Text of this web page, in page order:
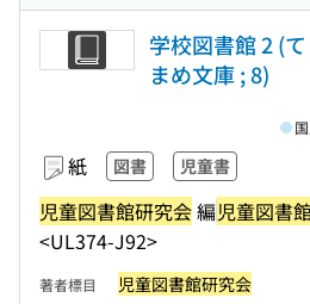
学校図書館 2 (
まめ文庫 ; 8)
紙 図書 児童書
児童図書館研究会編児童図書
<UL374-J92>
著者標目 児童図書館研究会